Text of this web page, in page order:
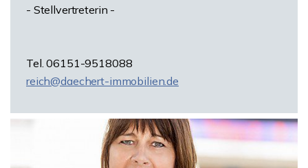
- Stellvertreterin -
Tel. 06151-9518088
reich@daechert-immobilien.de